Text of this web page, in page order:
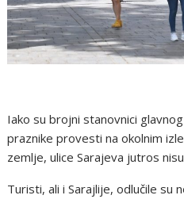
Iako su brojni stanovnici
praznike provesti na okolnim
zemlje, ulice Sarajeva jutros
Turisti, ali i Sarajlije, odlučile su